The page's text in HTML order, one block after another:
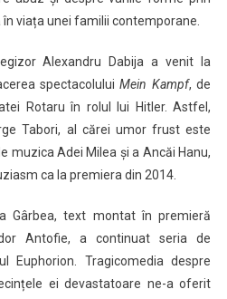
viața unei familii contemporane.
Alexandru Dabija a venit la
spectacoluluiMein Kampf, de
Rotaru în rolul lui Hitler. Astfel,
Tabori, al cărei umor frust este
muzica Adei Milea și a Ancăi Hanu,
ca la premiera din 2014.
Gârbea, text montat în premieră
Antofie, a continuat seria de
Euphorion. Tragicomedia despre
ei devastatoare ne-a oferit